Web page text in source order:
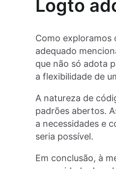
Logto
Como exploramos
adequado
que não só adota
a flexibilidade de
A natureza de
padrões abertos.
a necessidades e
seria possível.
Em conclusão, à